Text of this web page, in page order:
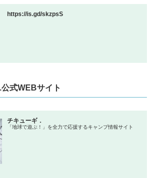
https://is.gd/skzpsS
式WEBサイト
チキューギ．
「地球で遊ぶ！」を全力で応援するキャンプ情報サイト